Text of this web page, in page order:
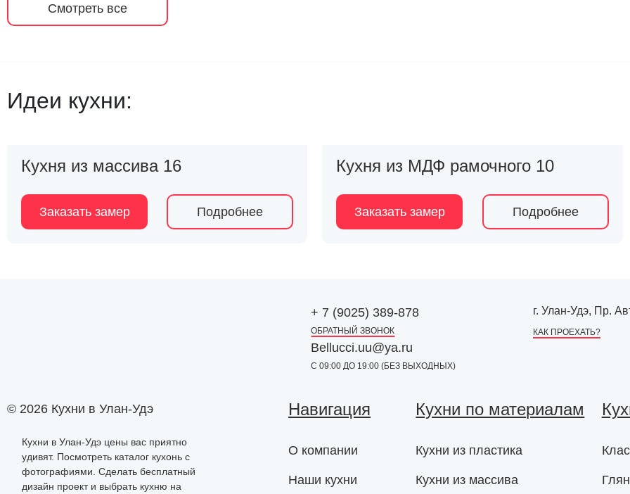
Смотреть все
Идеи кухни:
Кухня из массива 16
Заказать замер Подробнее
Кухня из МДФ рамочного 10
Заказать замер Подробнее
+ 7 (9025) 389-878
ОБРАТНЫЙ ЗВОНОК
г. Улан-Удэ, Пр.
КАК ПРОЕХАТЬ?
Bellucci.uu@ya.ru
С 09:00 ДО 19:00 (БЕЗ ВЫХОДНЫХ)
© 2026 Кухни в Улан-Удэ
Кухни в Улан-Удэ цены вас приятно
удивят. Посмотреть каталог кухонь с
фотографиями. Сделать бесплатный
дизайн проект и выбрать кухню на
Навигация
О компании
Наши кухни
Кухни по материалам
Кухни из пластика
Кухни из массива